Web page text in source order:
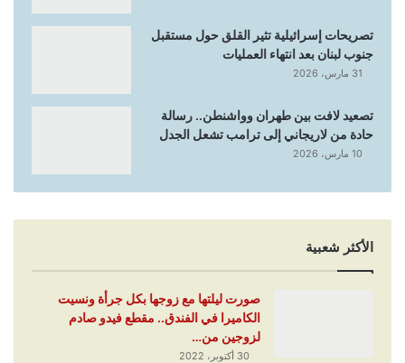
تصريحات إسرائيلية تثير القلق حول مستقبل
جنوب لبنان بعد انتهاء العمليات
31 مارس، 2026
تصعيد لافت بين طهران وواشنطن.. رسالة
حادة من لاريجاني إلى ترامب تشعل الجدل
10 مارس، 2026
الأكثر شعبية
صورت ليلتها مع زوجها بكل جرأة ونسيت
الكاميرا في الفندق.. مقطع فيدو صادم
لزوجين من…
30 أكتوبر، 2022